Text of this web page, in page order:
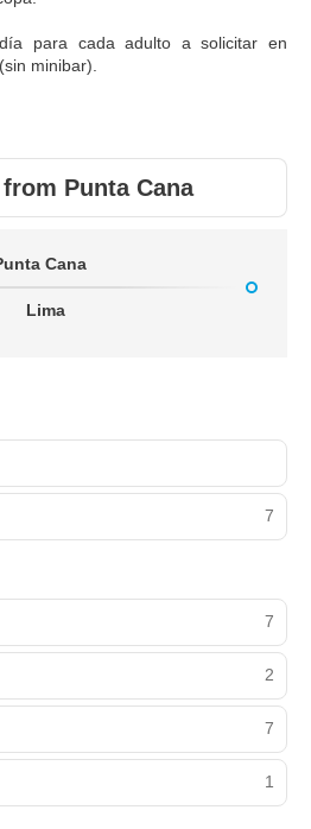
para cada adulto a solicitar en
minibar).
Punta Cana
Cana
Lima
7
7
2
7
1